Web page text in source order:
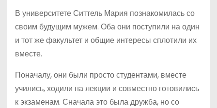
В университете Ситтель Мария познакомилась со
своим будущим мужем. Оба они поступили на один
и тот же факультет и общие интересы сплотили их
вместе.
Поначалу, они были просто студентами, вместе
учились, ходили на лекции и совместно готовились
к экзаменам. Сначала это была дружба, но со